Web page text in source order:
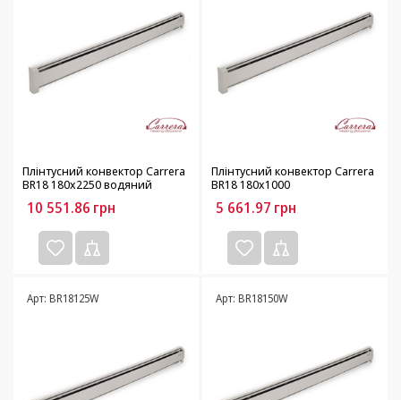
Плінтусний конвектор Carrera
BR18 180х2250 водяний
10 551.86 грн
Плінтусний конвектор Carrera
BR18 180х1000
5 661.97 грн
Арт: BR18125W Арт: BR18150W